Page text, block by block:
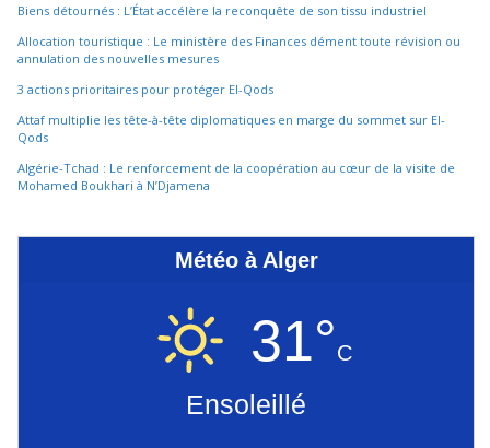
Biens détournés : L’État accélère la reconquête de son tissu industriel
Allocation touristique : Le ministère des Finances dément toute révision ou
annulation des nouvelles mesures
3 actions prioritaires pour protéger El-Qods
Attaf multiplie les tête-à-tête diplomatiques en marge du sommet sur El-
Qods
Algérie-Tchad : Le renforcement de la coopération au cœur de la visite de
Mohamed Boukhari à N’Djamena
Météo à Alger
31°C
Ensoleillé